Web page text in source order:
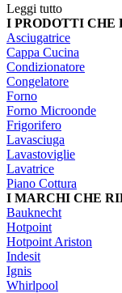
Leggi tutto
I PRODOTTI CHE
Asciugatrice
Cappa Cucina
Condizionatore
Congelatore
Forno
Forno Microonde
Frigorifero
Lavasciuga
Lavastoviglie
Lavatrice
Piano Cottura
I MARCHI CHE
Bauknecht
Hotpoint
Hotpoint Ariston
Indesit
Ignis
Whirlpool